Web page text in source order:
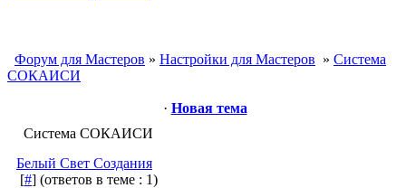
Форум для Мастеров » Настройки для Мастеров » Система
СОКАИСИ
· Новая тема
Система СОКАИСИ
Белый Свет Создания
[#] (ответов в теме : 1)